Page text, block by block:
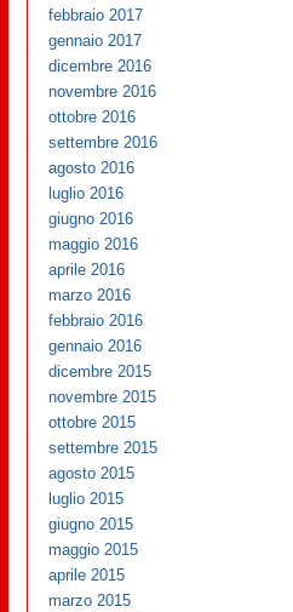
febbraio 2017
gennaio 2017
dicembre 2016
novembre 2016
ottobre 2016
settembre 2016
agosto 2016
luglio 2016
giugno 2016
maggio 2016
aprile 2016
marzo 2016
febbraio 2016
gennaio 2016
dicembre 2015
novembre 2015
ottobre 2015
settembre 2015
agosto 2015
luglio 2015
giugno 2015
maggio 2015
aprile 2015
marzo 2015